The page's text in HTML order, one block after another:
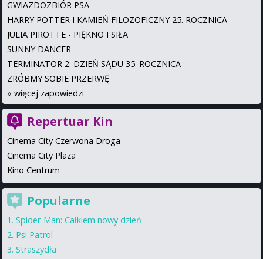
GWIAZDOZBIÓR PSA
HARRY POTTER I KAMIEŃ FILOZOFICZNY 25. ROCZNICA
JULIA PIROTTE - PIĘKNO I SIŁA
SUNNY DANCER
TERMINATOR 2: DZIEŃ SĄDU 35. ROCZNICA
ZRÓBMY SOBIE PRZERWĘ
» więcej zapowiedzi
Repertuar Kin
Cinema City Czerwona Droga
Cinema City Plaza
Kino Centrum
Popularne
Spider-Man: Całkiem nowy dzień
Psi Patrol
Straszydła